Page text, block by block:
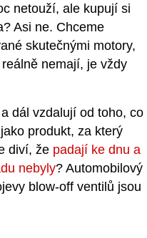
netouží, ale kupují si
Asi ne. Chceme
skutečnými motory,
nemají, je vždy
dál vzdalují od toho, co
produkt, za který
diví, že padají ke dnu a
nebyly? Automobilový
blow-off ventilů jsou